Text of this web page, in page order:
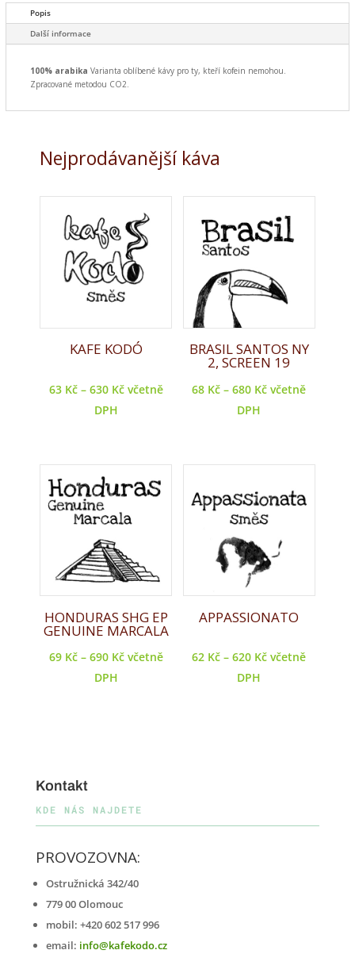
Popis
Další informace
100% arabika Varianta oblíbené kávy pro ty, kteří kofein nemohou.
Zpracované metodou CO2.
Nejprodávanější káva
KAFE KODÓ
63 Kč– 630 Kč včetně
DPH
BRASIL SANTOS NY
2, SCREEN 19
68 Kč –680 Kč včetně
DPH
HONDURAS SHG EP
GENUINE MARCALA
69 Kč– 690 Kč včetně
DPH
APPASSIONATO
62 Kč –620 Kč včetně
DPH
Kontakt
KDE NÁS NAJDETE
PROVOZOVNA:
Ostružnická 342/40
779 00 Olomouc
mobil: +420 602 517 996
email: info@kafekodo.cz